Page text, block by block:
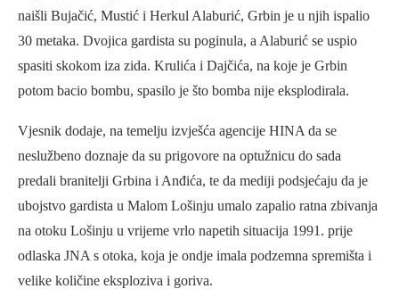
naišli Bujačić, Mustić i Herkul Alaburić, Grbin je u njih ispalio
30 metaka. Dvojica gardista su poginula, a Alaburić se uspio
spasiti skokom iza zida. Krulića i Dajčića, na koje je Grbin
potom bacio bombu, spasilo je što bomba nije eksplodirala.
Vjesnik dodaje, na temelju izvješća agencije HINA da se
neslužbeno doznaje da su prigovore na optužnicu do sada
predali branitelji Grbina i Anđića, te da mediji podsjećaju da je
ubojstvo gardista u Malom Lošinju umalo zapalio ratna zbivanja
na otoku Lošinju u vrijeme vrlo napetih situacija 1991. prije
odlaska JNA s otoka, koja je ondje imala podzemna spremišta i
velike količine eksploziva i goriva.